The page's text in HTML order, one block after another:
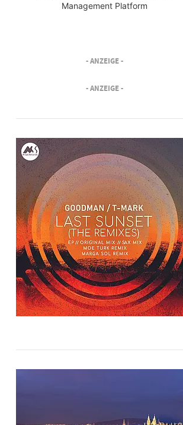
Management Platform
- ANZEIGE -
- ANZEIGE -